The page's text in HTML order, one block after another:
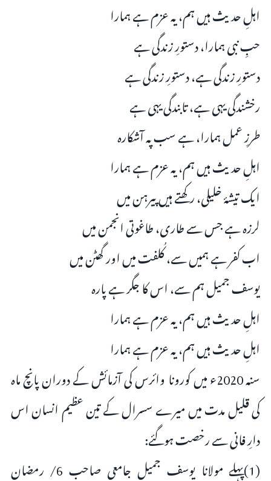
اہلِ حدیث ہیں ہم، یہ عزم ہے ہمارا
حبِ نبی ہمارا، دستورِ زندگی ہے
دستورِ زندگی ہے، دستورِ زندگی ہے
رخشندگی یہی ہے، تابندگی یہی ہے
طرزِ عمل ہمارا، ہے سب پہ آشکارہ
اہلِ حدیث ہیں ہم، یہ عزم ہے ہمارا
ایک تیشۂ خلیلی، رکھتے ہیں پیرہن میں
لرزہ ہے جس سے طاری، طاغوتی انجمن میں
اب کفر ہے ہمیں سے، کُلفت میں اور گھٹن میں
یوسف جمیل ہم سے، اس کا جگر ہے پارہ
اہلِ حدیث ہیں ہم، یہ عزم ہے ہمارا
اہلِ حدیث ہیں ہم، یہ عزم ہے ہمارا
سنہ 2020ء میں کورونا وائرس کی آزمائش کے دوران پانچ ماہ
کی قلیل مدت میں میرے سسرال کے تین عظیم انسان اس
دارِ فانی سے رخصت ہوگئے:
(1)پہلے مولانا یوسف جمیل جامعی صاحب 6/ رمضان